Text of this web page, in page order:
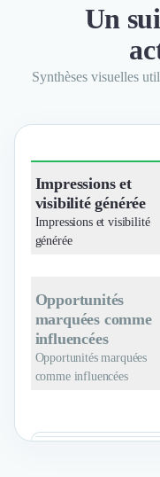
Un
Synthèses visuelles
Impressions et
visibilité générée
Impressions et visibilité
générée
Opportunités
marquées comme
influencées
Opportunités marquées
comme influencées